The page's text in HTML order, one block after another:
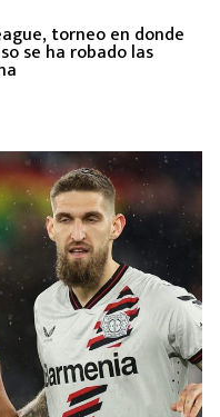
torneo en donde
se ha robado las